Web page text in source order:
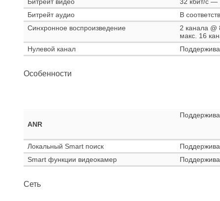
Битрейт видео
32 кбит/с —
Битрейт аудио
В
Синхронное воспроизведение
2 канала @
макс. 16
Нулевой канал
Особенности
ANR
Локальный Smart поиск
Smart функции видеокамер
Сеть